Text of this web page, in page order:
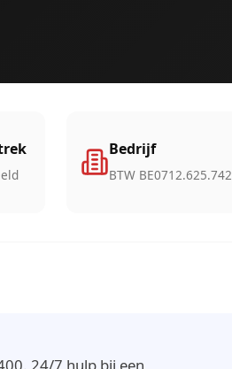
Bedrijf
BTW BE0712.625.742